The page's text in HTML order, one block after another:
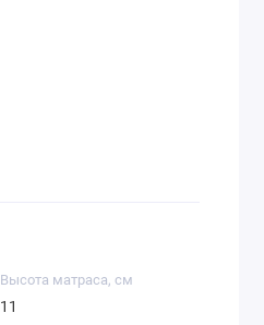
Высота матраса, см
11